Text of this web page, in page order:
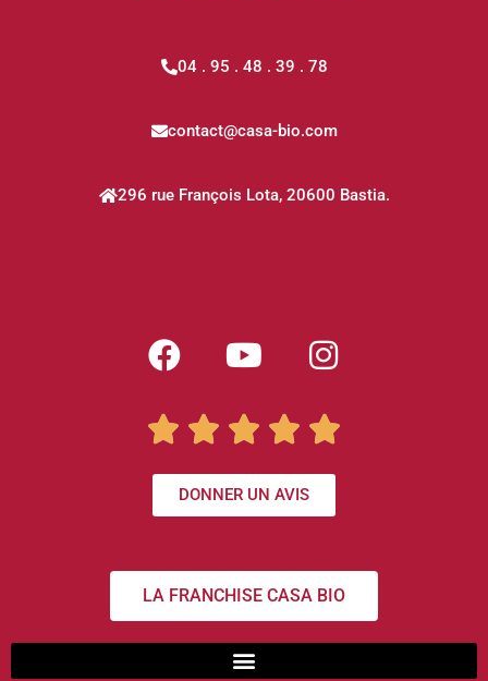
04 . 95 . 48 . 39 . 78
contact@casa-bio.com
296 rue François Lota, 20600 Bastia.
    
DONNER UN AVIS
LA FRANCHISE CASA BIO